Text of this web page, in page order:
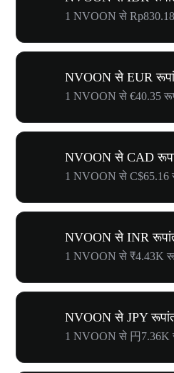
1 NVOON से
NVOON से EUR
1 NVOON से €40.35
NVOON से CAD
1 NVOON से C$65.16
NVOON से INR
1 NVOON से ₹4.43K
NVOON से JPY
1 NVOON से 円7.36K